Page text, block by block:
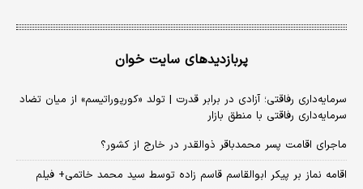
پربازدیدهای سایت خوان
سرمایه‌داری رفاقتی؛ آزادی در برابر قدرت | تولد «کورپوراتیسم» از میان تضاد
سرمایه‌داری رفاقتی با منطق بازار
ماجرای اقامت پسر محمدباقر ذوالقدر در خارج از کشور؟
اقامه نماز بر پیکر ابوالقاسم قاسم زاده توسط سید محمد خاتمی+ فیلم